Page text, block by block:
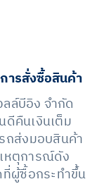
ารสั่งซื้อสินค้า
ล์บีอิง จำกัด
ดีคืนเงินเต็ม
ถส่งมอบสินค้า
หตุการณ์ดัง
ผู้ซื้อกระทำขึ้น